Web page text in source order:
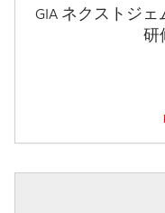
GIA ネクストジ
研